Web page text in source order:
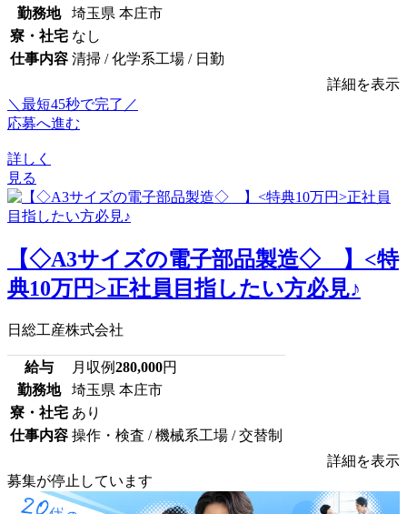
勤務地
埼玉県 本庄市
寮・社宅 なし
仕事内容 清掃 / 化学系工場 / 日勤
詳細を表示
＼最短45秒で完了／
応募へ進む
詳しく
見る
【◇A3サイズの電子部品製造◇ 】<特
典10万円>正社員目指したい方必見♪
日総工産株式会社
給与 月収例280,000円
勤務地
埼玉県 本庄市
寮・社宅 あり
仕事内容 操作・検査 / 機械系工場 / 交替制
詳細を表示
募集が停止しています